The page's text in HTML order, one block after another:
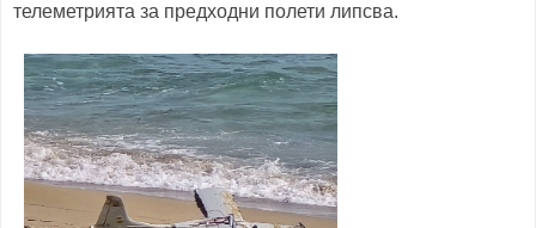
телеметрията за предходни полети липсва.